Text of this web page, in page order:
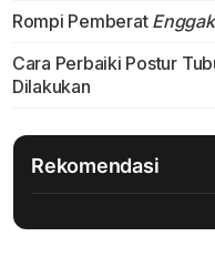
Rompi Pemberat Enggak
Cara Perbaiki Postur
Dilakukan
Rekomendasi